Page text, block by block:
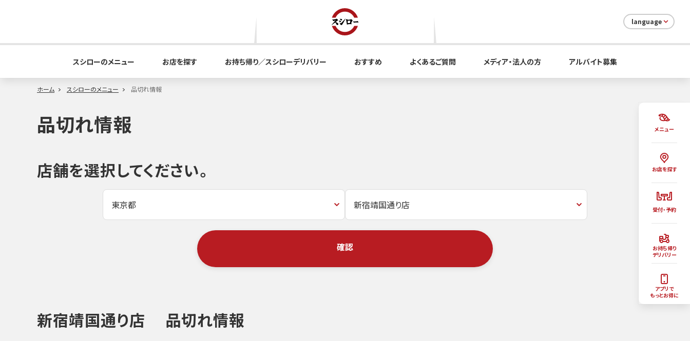
メニュー
お店を探す
受付・予約
お持ち帰り
デリバリー
アプリで
もっとお得に
language
スシローのメニュー お店を探す お持ち帰り／スシローデリバリー おすすめ よくあるご質問 メディア・法人の方 アルバイト募集
ホーム スシローのメニュー 品切れ情報
品切れ情報
店舗を選択してください。
確認
新宿靖国通り店 品切れ情報